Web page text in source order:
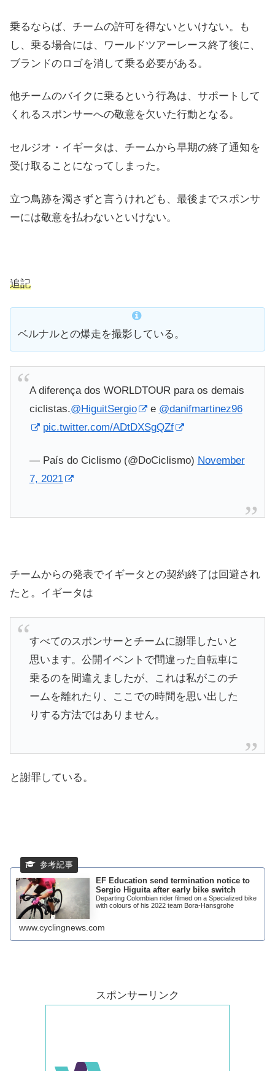
乗るならば、チームの許可を得ないといけない。も
し、乗る場合には、ワールドツアーレース終了後に、
ブランドのロゴを消して乗る必要がある。
他チームのバイクに乗るという行為は、サポートして
くれるスポンサーへの敬意を欠いた行動となる。
セルジオ・イギータは、チームから早期の終了通知を
受け取ることになってしまった。
立つ鳥跡を濁さずと言うけれども、最後までスポンサ
ーには敬意を払わないといけない。
追記
ベルナルとの爆走を撮影している。
A diferença dos WORLDTOUR para os demais
ciclistas.@HiguitSergio e @danifmartinez96
pic.twitter.com/ADtDXSgQZf
— País do Ciclismo (@DoCiclismo) November
7, 2021
チームからの発表でイギータとの契約終了は回避され
たと。イギータは
すべてのスポンサーとチームに謝罪したいと
思います。公開イベントで間違った自転車に
乗るのを間違えましたが、これは私がこのチ
ームを離れたり、ここでの時間を思い出した
りする方法ではありません。
と謝罪している。
EF Education send termination notice to
Sergio Higuita after early bike switch
Departing Colombian rider filmed on a Specialized bike
with colours of his 2022 team Bora-Hansgrohe
www.cyclingnews.com
スポンサーリンク